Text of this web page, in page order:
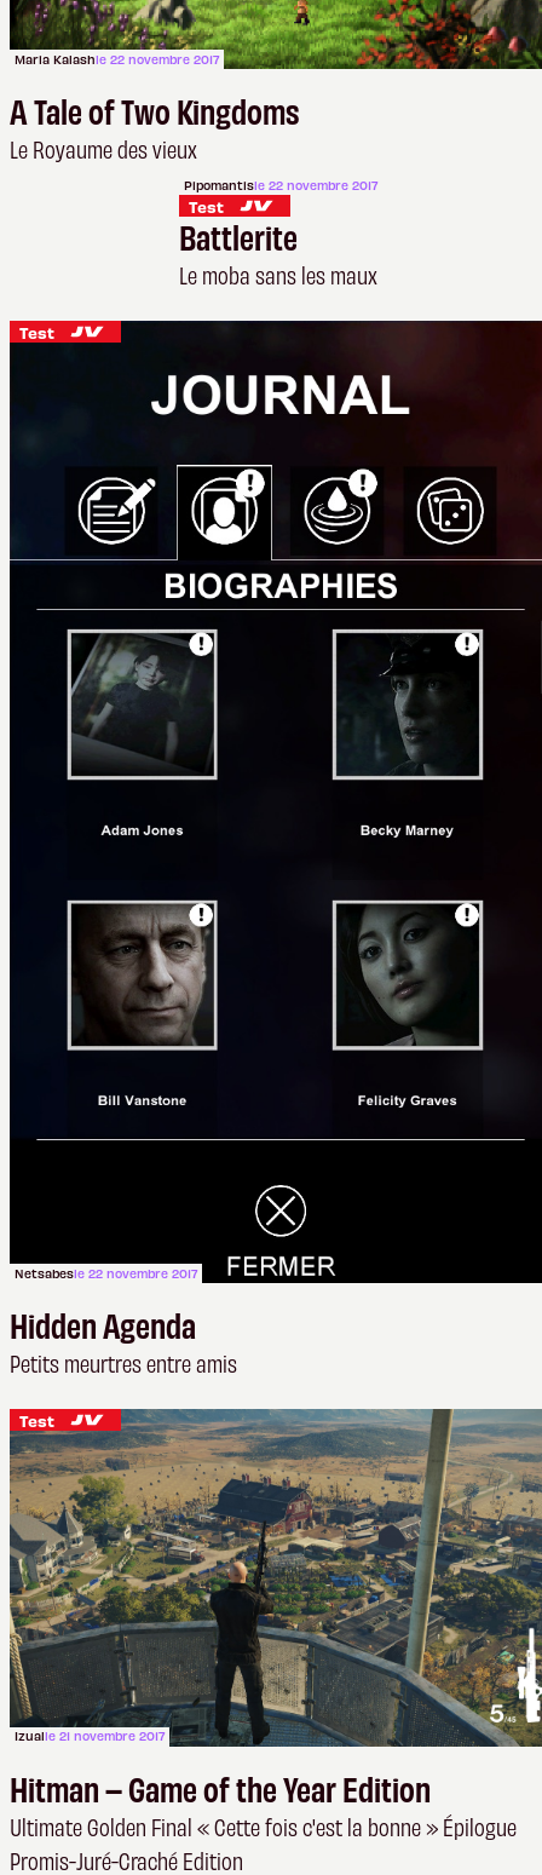
Maria Kalashle 22 novembre 2017
A Tale of Two Kingdoms
Le Royaume des vieux
Test
Pipomantisle 22 novembre 2017
Battlerite
Le moba sans les maux
Test
Netsabesle 22 novembre 2017
Hidden Agenda
Petits meurtres entre amis
Test
Izualle 21 novembre 2017
Hitman – Game of the Year Edition
Ultimate Golden Final « Cette fois c'est la bonne » Épilogue
Promis-Juré-Craché Edition